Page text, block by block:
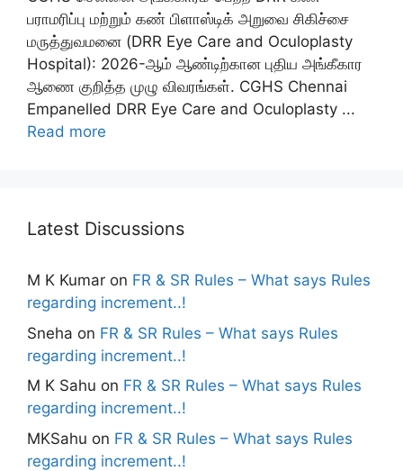
பராமரிப்பு மற்றும் கண் பிளாஸ்டிக் அறுவை சிகிச்சை
மருத்துவமனை (DRR Eye Care and Oculoplasty
Hospital): 2026-ஆம் ஆண்டிற்கான புதிய அங்கீகார
ஆணை குறித்த முழு விவரங்கள். CGHS Chennai
Empanelled DRR Eye Care and Oculoplasty ...
Read more
Latest Discussions
M K Kumar on FR & SR Rules – What says Rules
regarding increment..!
Sneha on FR & SR Rules – What says Rules
regarding increment..!
M K Sahu on FR & SR Rules – What says Rules
regarding increment..!
MKSahu on FR & SR Rules – What says Rules
regarding increment..!